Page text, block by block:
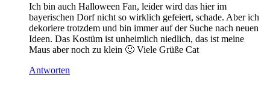
Ich bin auch Halloween Fan, leider wird das hier im
bayerischen Dorf nicht so wirklich gefeiert, schade. Aber ich
dekoriere trotzdem und bin immer auf der Suche nach neuen
Ideen. Das Kostüm ist unheimlich niedlich, das ist meine
Maus aber noch zu klein 🙂 Viele Grüße Cat
Antworten